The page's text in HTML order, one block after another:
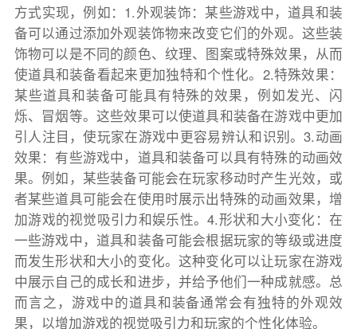
方式实现，例如：1.外观装饰：某些游戏中，道具和装
备可以通过添加外观装饰物来改变它们的外观。这些装
饰物可以是不同的颜色、纹理、图案或特殊效果，从而
使道具和装备看起来更加独特和个性化。2.特殊效果：
某些道具和装备可能具有特殊的效果，例如发光、闪
烁、冒烟等。这些效果可以使道具和装备在游戏中更加
引人注目，使玩家在游戏中更容易辨认和识别。3.动画
效果：有些游戏中，道具和装备可以具有特殊的动画效
果。例如，某些装备可能会在玩家移动时产生光效，或
者某些道具可能会在使用时展示出特殊的动画效果，增
加游戏的视觉吸引力和娱乐性。4.形状和大小变化：在
一些游戏中，道具和装备可能会根据玩家的等级或进度
而发生形状和大小的变化。这种变化可以让玩家在游戏
中展示自己的成长和进步，并给予他们一种成就感。总
而言之，游戏中的道具和装备通常会有独特的外观效
果，以增加游戏的视觉吸引力和玩家的个性化体验。